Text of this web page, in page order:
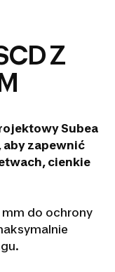
Z
Subea
aby zapewnić
cienkie
do ochrony